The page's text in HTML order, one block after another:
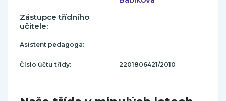
Zástupce třídního
učitele:
Asistent pedagoga:
Číslo účtu třídy: 2201806421/2010